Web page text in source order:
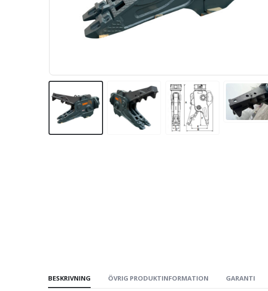
BESKRIVNING ÖVRIG PRODUKTINFORMATION GARANTI